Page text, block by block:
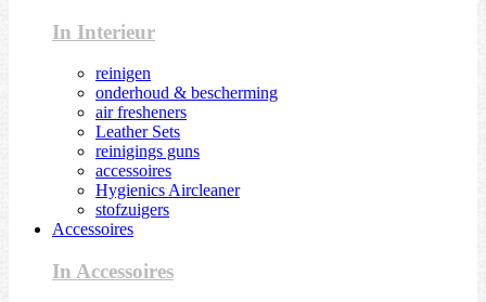
In Interieur
reinigen
onderhoud & bescherming
air fresheners
Leather Sets
reinigings guns
accessoires
Hygienics Aircleaner
stofzuigers
Accessoires
In Accessoires